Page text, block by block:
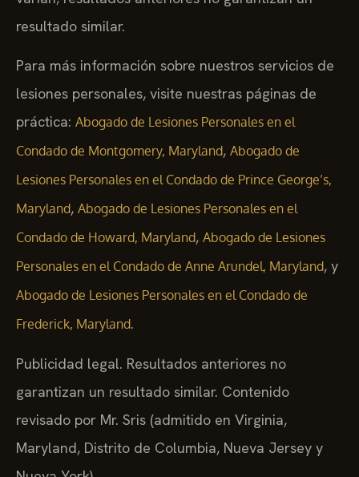
resultado similar.
Para más información sobre nuestros servicios de
lesiones personales, visite nuestras páginas de
práctica:
Abogado de Lesiones Personales en el
Condado de Montgomery, Maryland
Abogado de
Lesiones Personales en el Condado de Prince George’s,
Maryland
Abogado de Lesiones Personales en el
Condado de Howard, Maryland
Abogado de Lesiones
Personales en el Condado de Anne Arundel, Maryland
Abogado de Lesiones Personales en el Condado de
Frederick, Maryland
Publicidad legal. Resultados anteriores no
garantizan un resultado similar. Contenido
revisado por Mr. Sris (admitido en Virginia,
Maryland, Distrito de Columbia, Nueva Jersey y
Nueva York).